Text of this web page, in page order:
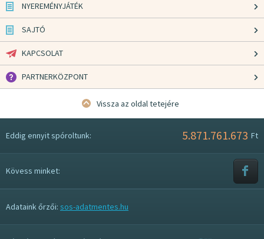
NYEREMÉNYJÁTÉK
SAJTÓ
KAPCSOLAT
PARTNERKÖZPONT
Vissza az oldal tetejére
Eddig ennyit spóroltunk: 5.871.761.673 Ft
Kövess minket:
Adataink őrzői: sos-adatmentes.hu